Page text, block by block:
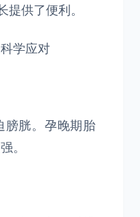
提供了便利。
学应对
膀胱。孕晚期胎
。